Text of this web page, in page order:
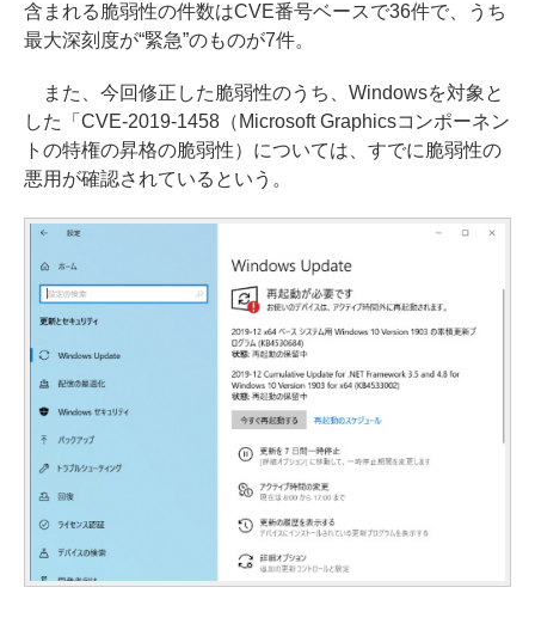
含まれる脆弱性の件数はCVE番号ベースで36件で、うち
最大深刻度が“緊急”のものが7件。
また、今回修正した脆弱性のうち、Windowsを対象と
した「CVE-2019-1458（Microsoft Graphicsコンポーネン
トの特権の昇格の脆弱性）については、すでに脆弱性の
悪用が確認されているという。